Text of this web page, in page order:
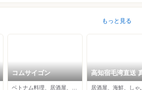
もっと見る
コムサイゴン
高知宿毛湾直送
処 ざまに